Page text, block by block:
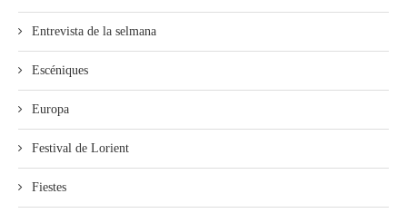
Entrevista de la selmana
Escéniques
Europa
Festival de Lorient
Fiestes